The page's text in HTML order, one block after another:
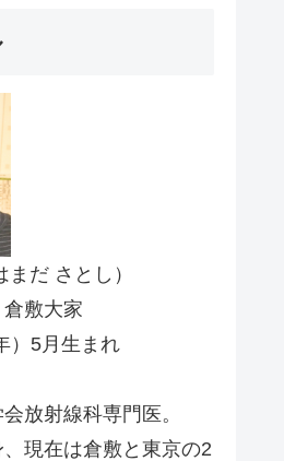
だ さとし）
敷大家
）5月生まれ
放射線科専門医。
現在は倉敷と東京の2